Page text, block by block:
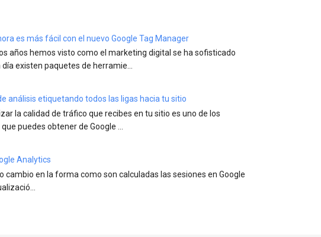
es más fácil con el nuevo Google Tag Manager
años hemos visto como el marketing digital se ha sofisticado
existen paquetes de herramie...
análisis etiquetando todos las ligas hacia tu sitio
la calidad de tráfico que recibes en tu sitio es uno de los
puedes obtener de Google ...
Analytics
cambio en la forma como son calculadas las sesiones en Google